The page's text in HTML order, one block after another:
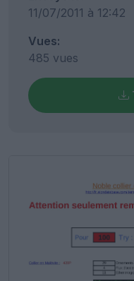
11/07/2011 à 12:42
Vues:
485 vues